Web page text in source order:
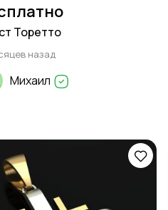
Торетто
назад
Михаил